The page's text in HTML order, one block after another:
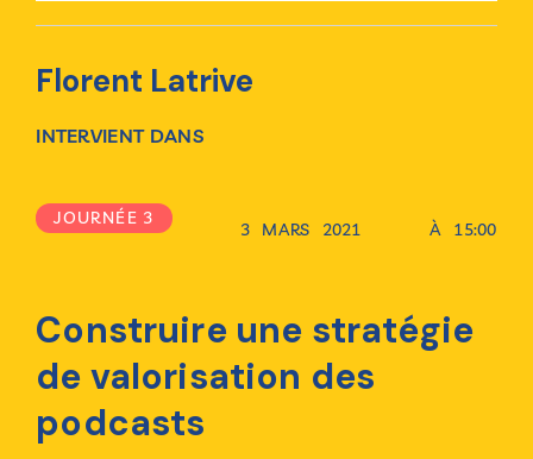
Florent Latrive
INTERVIENT DANS
JOURNÉE 3
3 MARS 2021 À 15:00
Construire une stratégie
de valorisation des
podcasts